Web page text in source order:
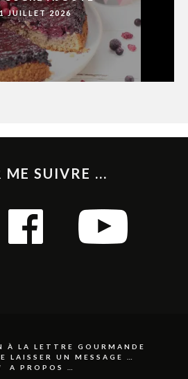
JUILLET 2026
ME SUIVRE ...
À LA LETTRE GOURMANDE
LAISSER UN MESSAGE …
A PROPOS …